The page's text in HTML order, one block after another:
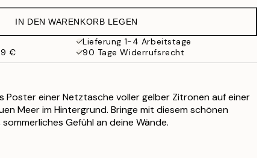
35,95 €
IN DEN WARENKORB LEGEN
Lieferung 1-4 Arbeitstage
€
90 Tage Widerrufsrecht
Poster einer Netztasche voller gelber Zitronen auf einer
Meer im Hintergrund. Bringe mit diesem schönen
Gefühl an deine Wände.